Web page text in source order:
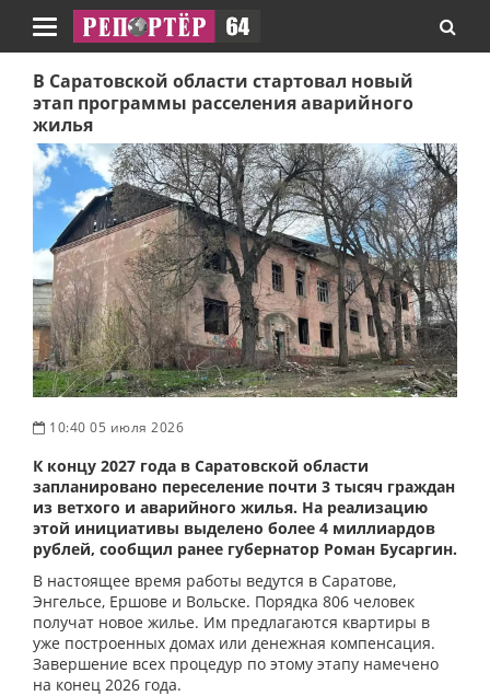
Навигация
В Саратовской области стартовал новый
этап программы расселения аварийного
жилья
10:40 05 июля 2026
К концу 2027 года в Саратовской области
запланировано переселение почти 3 тысяч граждан
из ветхого и аварийного жилья. На реализацию
этой инициативы выделено более 4 миллиардов
рублей, сообщил ранее губернатор Роман Бусаргин.
В настоящее время работы ведутся в Саратове,
Энгельсе, Ершове и Вольске. Порядка 806 человек
получат новое жилье. Им предлагаются квартиры в
уже построенных домах или денежная компенсация.
Завершение всех процедур по этому этапу намечено
на конец 2026 года.